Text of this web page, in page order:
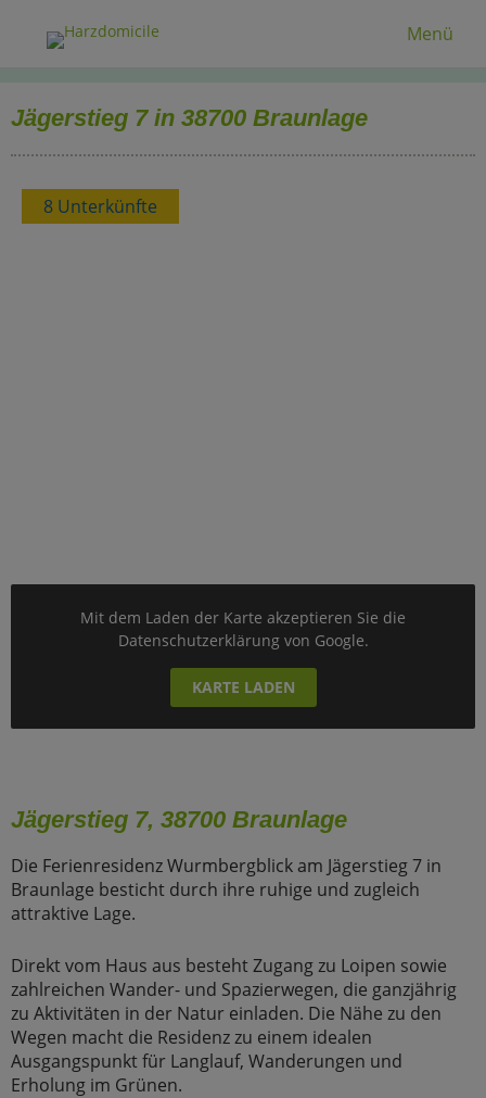
Menü
Jägerstieg 7 in 38700 Braunlage
8 Unterkünfte
Mit dem Laden der Karte akzeptieren Sie die
Datenschutzerklärung von Google.
KARTE LADEN
Jägerstieg 7, 38700 Braunlage
Die Ferienresidenz Wurmbergblick am Jägerstieg 7 in
Braunlage besticht durch ihre ruhige und zugleich
attraktive Lage.
Direkt vom Haus aus besteht Zugang zu Loipen sowie
zahlreichen Wander- und Spazierwegen, die ganzjährig
zu Aktivitäten in der Natur einladen. Die Nähe zu den
Wegen macht die Residenz zu einem idealen
Ausgangspunkt für Langlauf, Wanderungen und
Erholung im Grünen.